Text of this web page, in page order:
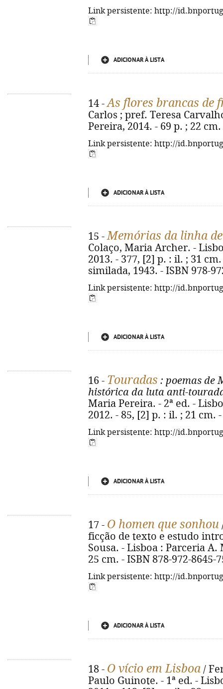
Link persistente: http://
ADICIONAR À LISTA
14 -As flores brancas de
Carlos ; pref. Teresa
Pereira, 2014. - 69 p. ; 22
Link persistente: http://
ADICIONAR À LISTA
15 -Memórias da linha
Colaço, Maria Archer. -
2013. - 377, [2] p. : il. ; 31
similada, 1943. - ISBN 978-
Link persistente: http://
ADICIONAR À LISTA
16 - Touradas : poemas de
histórica da luta anti-
Maria Pereira. - 2ª ed. -
2012. - 85, [2] p. : il. ; 21 cm.
Link persistente: http://
ADICIONAR À LISTA
17 - O homen que sonhou
ficção de texto e estudo
Sousa. - Lisboa : Parceria A.
25 cm. - ISBN 878-972-8645-
Link persistente: http://
ADICIONAR À LISTA
18 - O vício em Lisboa /
Paulo Guinote. - 1ª ed. -